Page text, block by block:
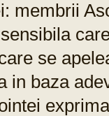
membrii
se
in baza